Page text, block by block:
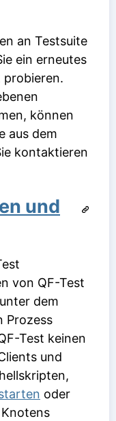
an Testsuite
ein erneutes
probieren.
können
aus dem
kontaktieren
und
von QF-Test
dem
Prozess
Test keinen
und
oder
Knotens